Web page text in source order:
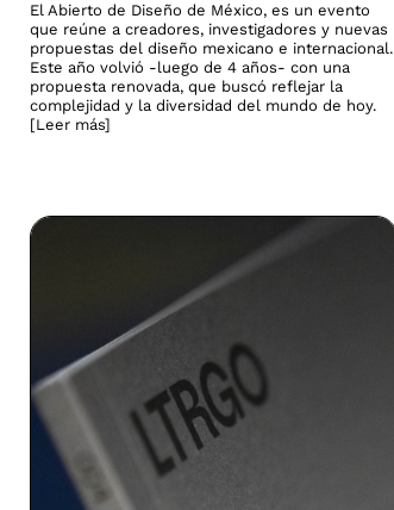
El Abierto de Diseño de México, es un evento
que reúne a creadores, investigadores y nuevas
propuestas del diseño mexicano e internacional.
Este año volvió -luego de 4 años- con una
propuesta renovada, que buscó reflejar la
complejidad y la diversidad del mundo de hoy.
[Leer más]